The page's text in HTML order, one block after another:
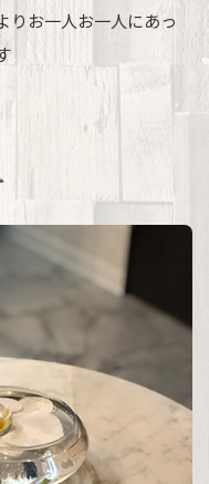
りお一人お一人にあっ